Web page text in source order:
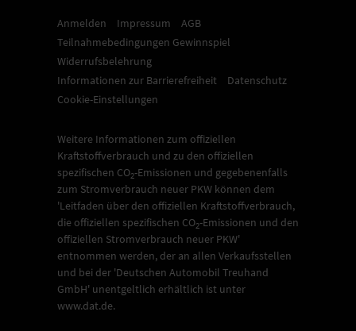
Anmelden Impressum
AGB
Teilnahmebedingungen Gewinnspiel
Widerrufsbelehrung
Informationen zur Barrierefreiheit
Datenschutz
Cookie-Einstellungen
Weitere Informationen zum offiziellen
Kraftstoffverbrauch und zu den offiziellen
spezifischen CO2-Emissionen und gegebenenfalls
zum Stromverbrauch neuer PKW können dem
'Leitfaden über den offiziellen Kraftstoffverbrauch,
die offiziellen spezifischen CO2-Emissionen und den
offiziellen Stromverbrauch neuer PKW'
entnommen werden, der an allen Verkaufsstellen
und bei der 'Deutschen Automobil Treuhand
GmbH' unentgeltlich erhältlich ist unter
www.dat.de.